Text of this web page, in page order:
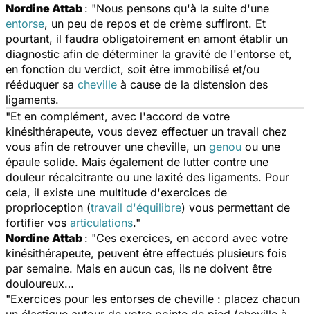
Nordine Attab : "Nous pensons qu'à la suite d'une
entorse, un peu de repos et de crème suffiront. Et
pourtant, il faudra obligatoirement en amont établir un
diagnostic afin de déterminer la gravité de l'entorse et,
en fonction du verdict, soit être immobilisé et/ou
rééduquer sa cheville à cause de la distension des
ligaments.
"Et en complément, avec l'accord de votre
kinésithérapeute, vous devez effectuer un travail chez
vous afin de retrouver une cheville, un genou ou une
épaule solide. Mais également de lutter contre une
douleur récalcitrante ou une laxité des ligaments. Pour
cela, il existe une multitude d'exercices de
proprioception (travail d'équilibre) vous permettant de
fortifier vos articulations."
Nordine Attab : "Ces exercices, en accord avec votre
kinésithérapeute, peuvent être effectués plusieurs fois
par semaine. Mais en aucun cas, ils ne doivent être
douloureux…
"Exercices pour les entorses de cheville : placez chacun